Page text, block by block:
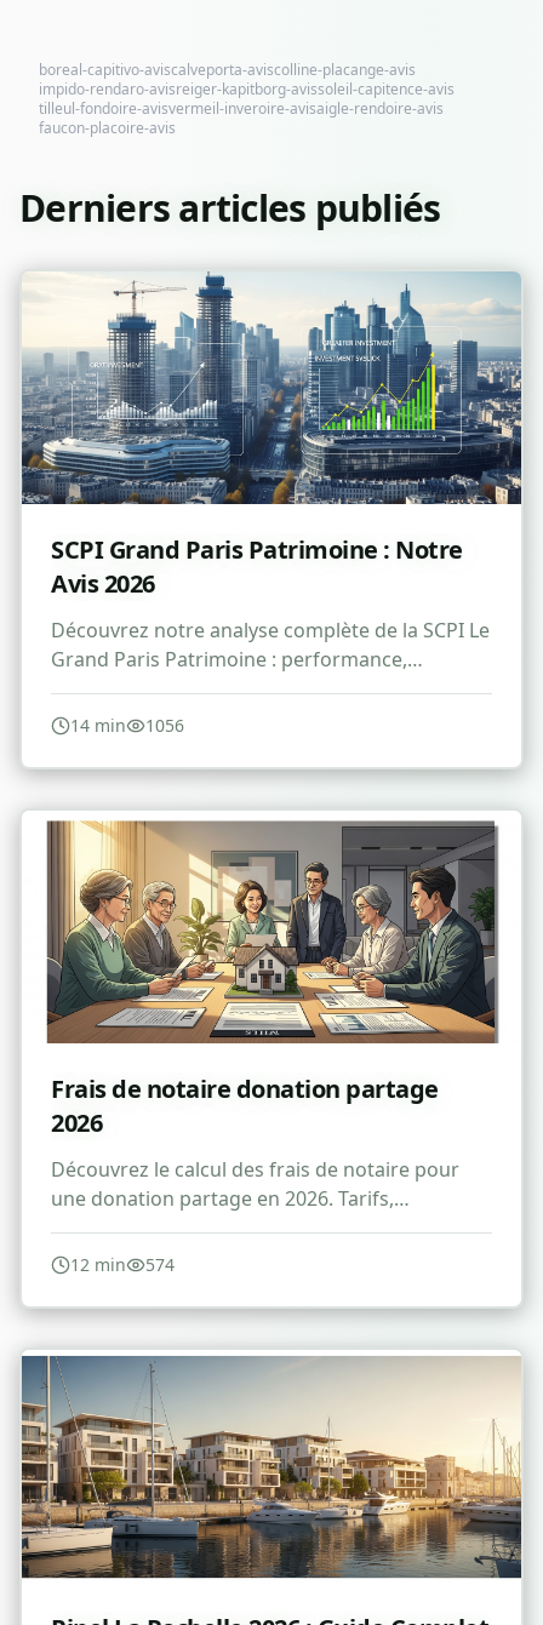
boreal-capitivo-aviscalveporta-aviscolline-placange-avis
impido-rendaro-avisreiger-kapitborg-avissoleil-capitence-avis
tilleul-fondoire-avisvermeil-inveroire-avisaigle-rendoire-avis
faucon-placoire-avis
Derniers articles publiés
SCPI Grand Paris Patrimoine : Notre
Avis 2026
Découvrez notre analyse complète de la SCPI Le
Grand Paris Patrimoine : performance,
avantages, risques et avis pour 2026.
14 min 1056
Frais de notaire donation partage
2026
Découvrez le calcul des frais de notaire pour
une donation partage en 2026. Tarifs,
réductions et conseils pour optimiser vos
droits.
12 min 574